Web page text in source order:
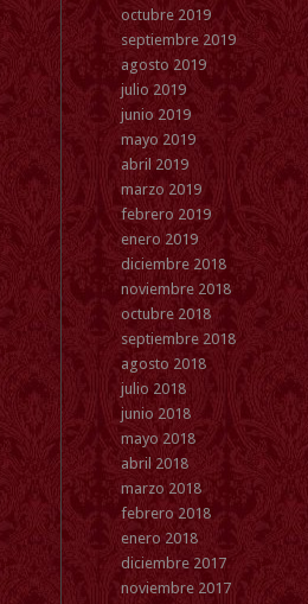
octubre 2019
septiembre 2019
agosto 2019
julio 2019
junio 2019
mayo 2019
abril 2019
marzo 2019
febrero 2019
enero 2019
diciembre 2018
noviembre 2018
octubre 2018
septiembre 2018
agosto 2018
julio 2018
junio 2018
mayo 2018
abril 2018
marzo 2018
febrero 2018
enero 2018
diciembre 2017
noviembre 2017